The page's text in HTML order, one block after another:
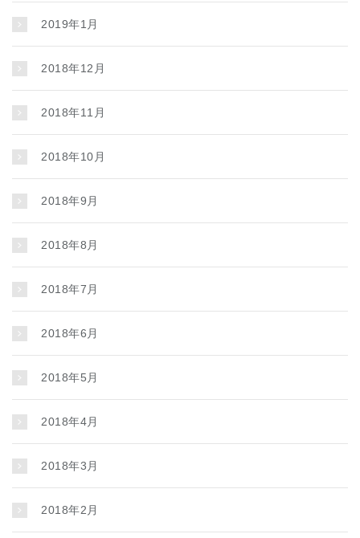
2019年1月
2018年12月
2018年11月
2018年10月
2018年9月
2018年8月
2018年7月
2018年6月
2018年5月
2018年4月
2018年3月
2018年2月